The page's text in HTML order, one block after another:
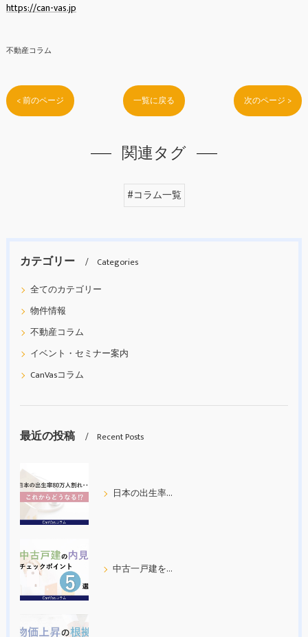
https://can-vas.jp
不動産コラム
< 前のページ 一覧に戻る 次のページ >
関連タグ
#コラム一覧
カテゴリー
Categories
全てのカテゴリー
物件情報
不動産コラム
イベント・セミナー案内
CanVasコラム
最近の投稿 Recent Posts
日本の出生率80万人割れ
中古一戸建を内見する際の５つのチェックポイント